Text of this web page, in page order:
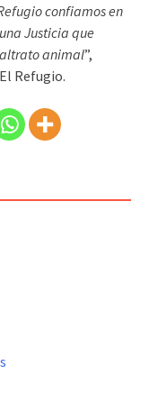
confiamos en
Justicia que
animal”,
Refugio.